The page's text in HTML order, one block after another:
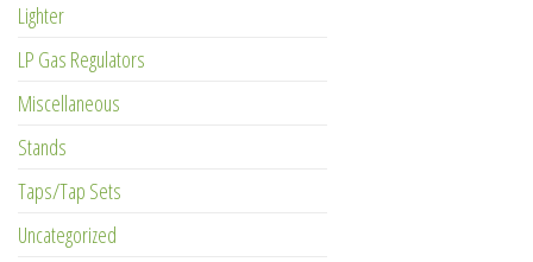
Lighter
LP Gas Regulators
Miscellaneous
Stands
Taps/Tap Sets
Uncategorized